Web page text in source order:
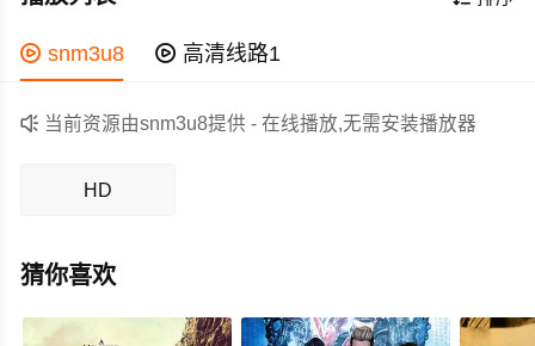
市。灾难性的流行病在整个大陆上空蔓延。数百万人已经
死亡，数百万人已经离开。
作为一部 上映的科幻电影，在当期同类题材影片中具有一
定的看点，在演员表现和剧情架构上也都有不错的亮点，
剧情紧凑，角色塑造鲜明，适合喜欢科幻类电影的观众观
 snm3u8  高清线路1
 当前资源由snm3u8提供 - 在线播放,无需安装播放器
HD
猜你喜欢